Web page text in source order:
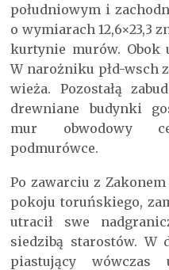
południowym i
o wymiarach 12,6×23,3
kurtynie murów. Obok
W narożniku płd-wsch
wieża. Pozostałą
drewniane budynki
mur obwodowy
podmurówce.
Po zawarciu z
pokoju toruńskiego,
utracił swe
siedzibą starostów. W
piastujący wówczas